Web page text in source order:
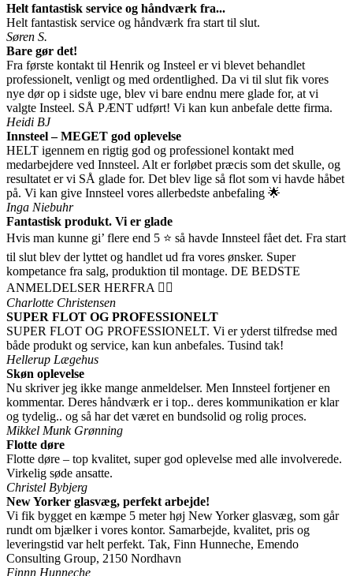
Helt fantastisk service og håndværk fra...
Helt fantastisk service og håndværk fra start til slut.
Søren S.
Bare gør det!
Fra første kontakt til Henrik og Insteel er vi blevet behandlet
professionelt, venligt og med ordentlighed. Da vi til slut fik vores
nye dør op i sidste uge, blev vi bare endnu mere glade for, at vi
valgte Insteel. SÅ PÆNT udført! Vi kan kun anbefale dette firma.
Heidi BJ
Innsteel – MEGET god oplevelse
HELT igennem en rigtig god og professionel kontakt med
medarbejdere ved Innsteel. Alt er forløbet præcis som det skulle, og
resultatet er vi SÅ glade for. Det blev lige så flot som vi havde håbet
på. Vi kan give Innsteel vores allerbedste anbefaling 🌟
Inga Niebuhr
Fantastisk produkt. Vi er glade
Hvis man kunne gi’ flere end 5 ⭐ så havde Innsteel fået det. Fra start
til slut blev der lyttet og handlet ud fra vores ønsker. Super
kompetance fra salg, produktion til montage. DE BEDSTE
ANMELDELSER HERFRA 👍🏻
Charlotte Christensen
SUPER FLOT OG PROFESSIONELT
SUPER FLOT OG PROFESSIONELT. Vi er yderst tilfredse med
både produkt og service, kan kun anbefales. Tusind tak!
Hellerup Lægehus
Skøn oplevelse
Nu skriver jeg ikke mange anmeldelser. Men Innsteel fortjener en
kommentar. Deres håndværk er i top.. deres kommunikation er klar
og tydelig.. og så har det været en bundsolid og rolig proces.
Mikkel Munk Grønning
Flotte døre
Flotte døre – top kvalitet, super god oplevelse med alle involverede.
Virkelig søde ansatte.
Christel Bybjerg
New Yorker glasvæg, perfekt arbejde!
Vi fik bygget en kæmpe 5 meter høj New Yorker glasvæg, som går
rundt om bjælker i vores kontor. Samarbejde, kvalitet, pris og
leveringstid var helt perfekt. Tak, Finn Hunneche, Emendo
Consulting Group, 2150 Nordhavn
Finnn Hunneche